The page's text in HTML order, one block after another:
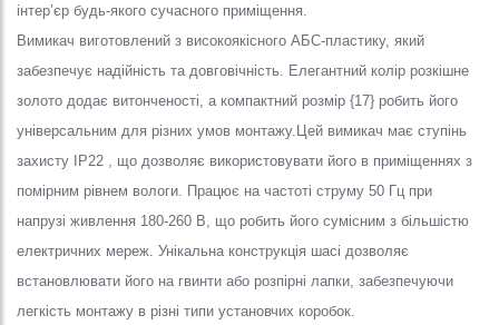
інтер’єр будь-якого сучасного приміщення.
Вимикач виготовлений з високоякісного АБС-пластику, який
забезпечує надійність та довговічність. Елегантний колір розкішне
золото додає витонченості, а компактний розмір {17} робить його
універсальним для різних умов монтажу.Цей вимикач має ступінь
захисту IP22 , що дозволяє використовувати його в приміщеннях з
помірним рівнем вологи. Працює на частоті струму 50 Гц при
напрузі живлення 180-260 В, що робить його сумісним з більшістю
електричних мереж. Унікальна конструкція шасі дозволяє
встановлювати його на гвинти або розпірні лапки, забезпечуючи
легкість монтажу в різні типи установчих коробок.